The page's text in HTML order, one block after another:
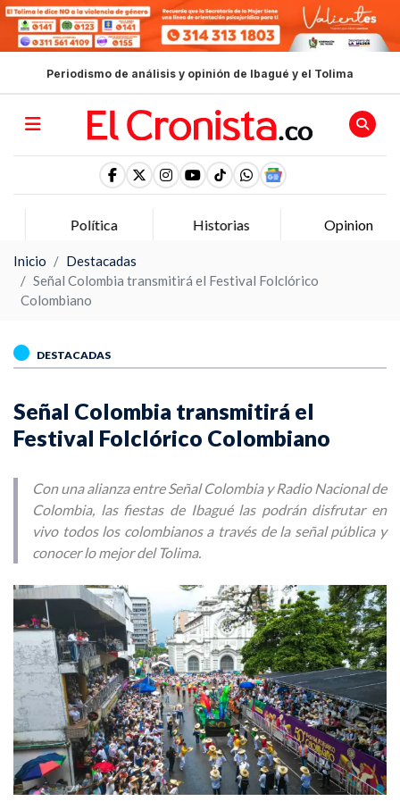
Periodismo de análisis y opinión de Ibagué y el Tolima
Política Historias Opinion
Inicio
Destacadas
Señal Colombia transmitirá el Festival Folclórico
Colombiano
DESTACADAS
Señal Colombia transmitirá el
Festival Folclórico Colombiano
Con una alianza entre Señal Colombia y Radio Nacional de
Colombia, las fiestas de Ibagué las podrán disfrutar en
vivo todos los colombianos a través de la señal pública y
conocer lo mejor del Tolima.